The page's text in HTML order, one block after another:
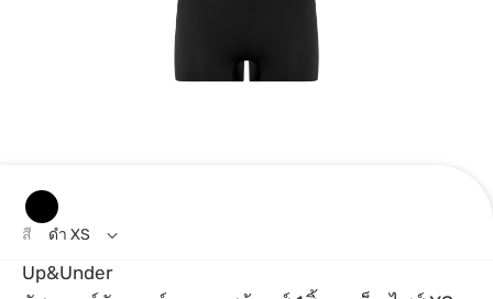
Up&Under
สี ดำ XS